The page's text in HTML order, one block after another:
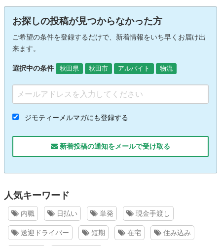
お探しの投稿が見つからなかった方
ご希望の条件を登録するだけで、新着情報をいち早くお届け出
来ます。
選択中の条件 秋田県 秋田市 アルバイト 物流
ジモティーメルマガにも登録する
新着投稿の通知をメールで受け取る
人気キーワード
内職 日払い 単発 現金手渡し
送迎ドライバー 短期 在宅 住み込み